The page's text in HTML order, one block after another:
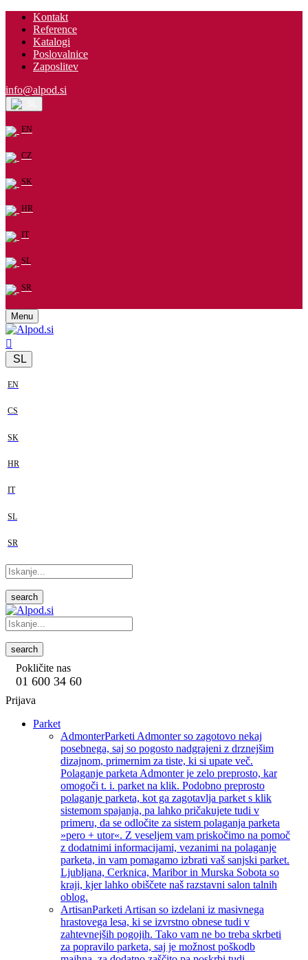
Kontakt
Reference
Katalogi
Poslovalnice
Zaposlitev
info@alpod.si
EN
CZ
SK
HR
IT
SL
SR
Menu
SL
EN
CS
SK
HR
IT
SL
SR
search
search
Pokličite nas
01 600 34 60
Prijava
Parket
AdmonterParketi Admonter so zagotovo nekaj
posebnega, saj so pogosto nadgrajeni z drznejšim
dizajnom, primernim za tiste, ki si upate več.
Polaganje parketa Admonter je zelo preprosto, kar
omogoči t. i. parket na klik. Podobno preprosto
polaganje parketa, kot ga zagotavlja parket s klik
sistemom spajanja, pa lahko pričakujete tudi v
primeru, da se odločite za sistem polaganja parketa
»pero + utor«. Z veseljem vam priskočimo na pomoč
z dodatnimi informacijami, vezanimi na polaganje
parketa, in vam pomagamo izbrati vaš sanjski parket.
Ljubljana, Cerknica, Maribor in Murska Sobota so
kraji, kjer lahko obiščete naš razstavni salon talnih
oblog.
ArtisanParketi Artisan so izdelani iz masivnega
hrastovega lesa, ki se izvrstno obnese tudi v
zahtevnejših pogojih. Tako vam ne bo treba skrbeti
za popravilo parketa, saj je možnost poškodb